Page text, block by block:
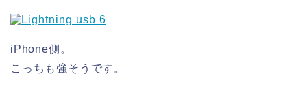
iPhone側。
こっちも強そうです。